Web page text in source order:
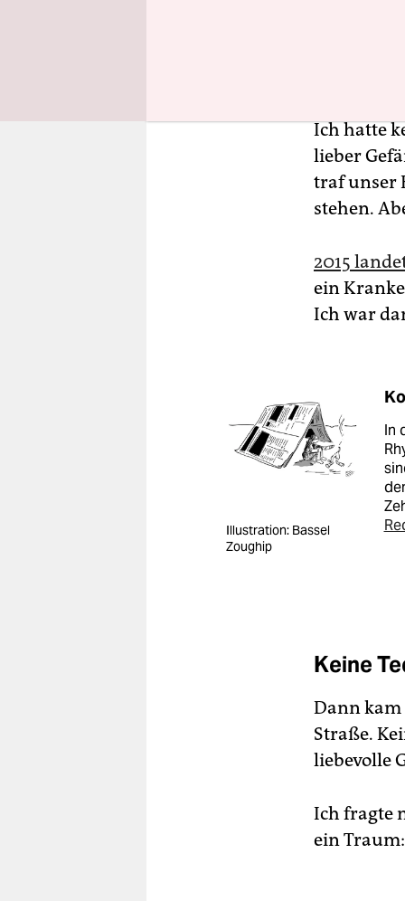
Ich hatte
lieber
traf unser
stehen.
2015
ein
Ich war
Illustration: Bassel
Zoughip
In
Keine
Dann
Straße.
liebevolle
Ich fragte
ein